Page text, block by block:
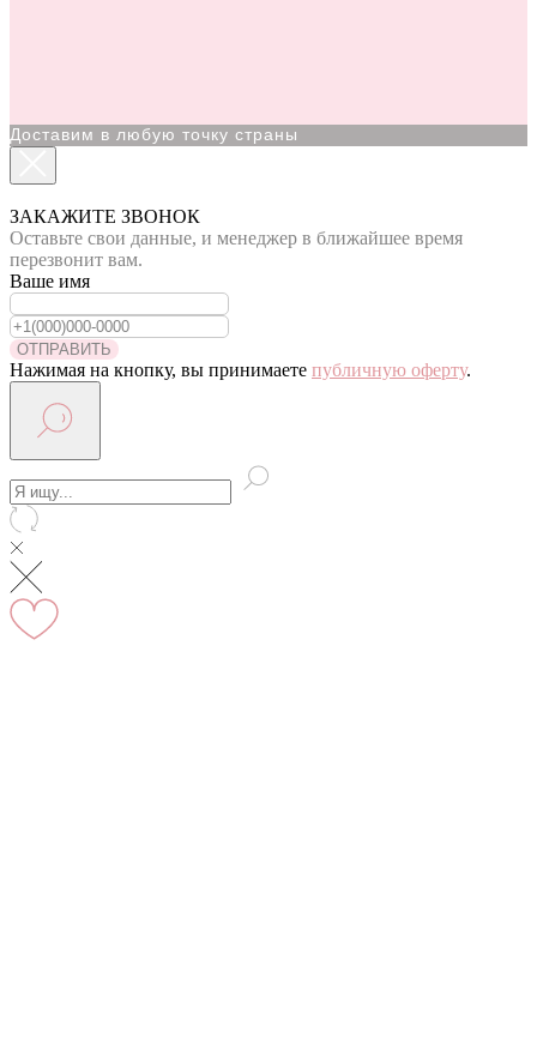
Доставим в любую точку страны
Вы на сайте Московского филиала
-5% на первый заказ (товар на скидках не участвует в
акции)
Адрес: г.Москва, мкр Северное Чертаново 1А,
м.Чертановская.
ЗАКАЖИТЕ ЗВОНОК
Оставьте свои данные, и менеджер в ближайшее время
перезвонит вам.
Ваше имя
ОТПРАВИТЬ
Нажимая на кнопку, вы принимаете публичную оферту.